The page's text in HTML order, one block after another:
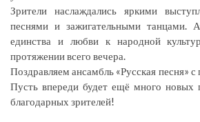
Зрители наслаждались яркими
песнями и зажигательными танцами.
единства и любви к народной
протяжении всего вечера.
Поздравляем ансамбль «Русская песня»
Пусть впереди будет ещё много новых
благодарных зрителей!